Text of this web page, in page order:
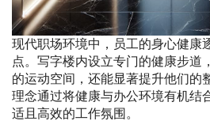
现代职场环境中，员工的身心健康
点。写字楼内设立专门的健康步道
的运动空间，还能显著提升他们的
理念通过将健康与办公环境有机结
适且高效的工作氛围。